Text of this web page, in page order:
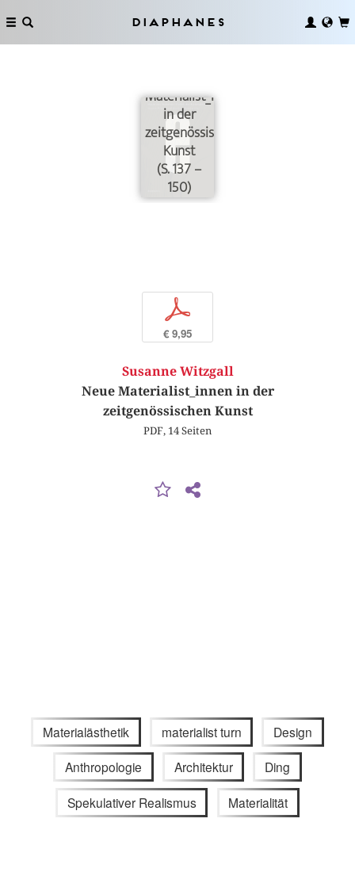
Diaphanes
Materialist_innen
in der
zeitgenössischen
Kunst
(S. 137 –
150)
p
€ 9,95
Susanne Witzgall
Neue Materialist_innen in der
zeitgenössischen Kunst
PDF, 14 Seiten
Materialästhetik materialist turn Design
Anthropologie Architektur Ding
Spekulativer Realismus Materialität